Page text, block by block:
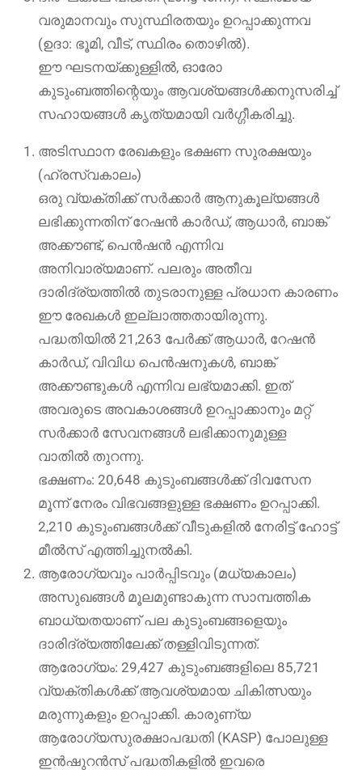
വരുമാനവും സുസ്ഥിരതയും ഉറപ്പാക്കുന്നവ
(ഉദാ: ഭൂമി, വീട്, സ്ഥിരം തൊഴിൽ).
ഈ ഘടനയ്ക്കുള്ളിൽ, ഓരോ
കുടുംബത്തിന്റെയും ആവശ്യങ്ങൾക്കനുസരിച്ച്
സഹായങ്ങൾ കൃത്യമായി വർഗ്ഗീകരിച്ചു.
അടിസ്ഥാന രേഖകളും ഭക്ഷണ സുരക്ഷയും
(ഹ്രസ്വകാലം)
ഒരു വ്യക്തിക്ക് സർക്കാർ ആനുകൂല്യങ്ങൾ
ലഭിക്കുന്നതിന് റേഷൻ കാർഡ്, ആധാർ, ബാങ്ക്
അക്കൗണ്ട്, പെൻഷൻ എന്നിവ
അനിവാര്യമാണ്. പലരും അതീവ
ദാരിദ്ര്യത്തിൽ തുടരാനുള്ള പ്രധാന കാരണം
ഈ രേഖകൾ ഇല്ലാത്തതായിരുന്നു.
പദ്ധതിയിൽ 21,263 പേർക്ക് ആധാർ, റേഷൻ
കാർഡ്, വിവിധ പെൻഷനുകൾ, ബാങ്ക്
അക്കൗണ്ടുകൾ എന്നിവ ലഭ്യമാക്കി. ഇത്
അവരുടെ അവകാശങ്ങൾ ഉറപ്പാക്കാനും മറ്റ്
സർക്കാർ സേവനങ്ങൾ ലഭിക്കാനുമുള്ള
വാതിൽ തുറന്നു.
ഭക്ഷണം: 20,648 കുടുംബങ്ങൾക്ക് ദിവസേന
മൂന്ന് നേരം വിഭവങ്ങളുള്ള ഭക്ഷണം ഉറപ്പാക്കി.
2,210 കുടുംബങ്ങൾക്ക് വീടുകളിൽ നേരിട്ട് ഹോട്ട്
മീൽസ് എത്തിച്ചുനൽകി.
ആരോഗ്യവും പാർപ്പിടവും (മധ്യകാലം)
അസുഖങ്ങൾ മൂലമുണ്ടാകുന്ന സാമ്പത്തിക
ബാധ്യതയാണ് പല കുടുംബങ്ങളെയും
ദാരിദ്ര്യത്തിലേക്ക് തള്ളിവിടുന്നത്.
ആരോഗ്യം: 29,427 കുടുംബങ്ങളിലെ 85,721
വ്യക്തികൾക്ക് ആവശ്യമായ ചികിത്സയും
മരുന്നുകളും ഉറപ്പാക്കി. കാരുണ്യ
ആരോഗ്യസുരക്ഷാപദ്ധതി (KASP) പോലുള്ള
ഇൻഷുറൻസ് പദ്ധതികളിൽ ഇവരെ